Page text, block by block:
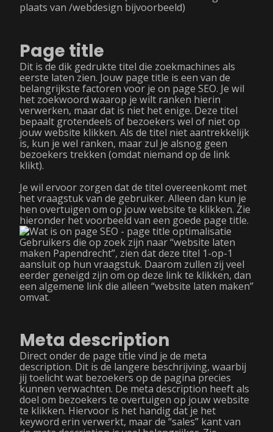
plaats van /webdesign bijvoorbeeld)
Page title
Dit is de dik gedrukte titel die zoekmachines als
eerste laten zien. Jouw page title is een van de
belangrijkste factoren voor je on page SEO. Je wil
het zoekwoord waarop je wilt ranken hierin
verwerken, maar dat is niet het enige. Deze titel
bepaalt grotendeels of bezoekers wel of niet op
jouw website klikken. Als de titel niet aantrekkelijk
is, kun je wel ranken, maar zul je alsnog geen
bezoekers trekken (omdat niemand op de link
klikt).
Je wil ervoor zorgen dat de titel overeenkomt met
het vraagstuk van de gebruiker. Alleen dan kun je
hen overtuigen om op jouw website te klikken. Zie
hieronder het voorbeeld van een goede page title.
Gebruikers die op zoek zijn naar “website laten
maken Papendrecht”, zien dat deze titel 1-op-1
aansluit op hun vraagstuk. Daarom zullen zij veel
eerder geneigd zijn om op deze link te klikken, dan
een algemene link die alleen “website laten maken”
omvat.
Meta description
Direct onder de page title vind je de meta
description. Dit is de langere beschrijving, waarbij
jij toelicht wat bezoekers op de pagina precies
kunnen verwachten. De meta description heeft als
doel om bezoekers te overtuigen op jouw website
te klikken. Hiervoor is het handig dat je het
keyword erin verwerkt, maar de “sales” kant van